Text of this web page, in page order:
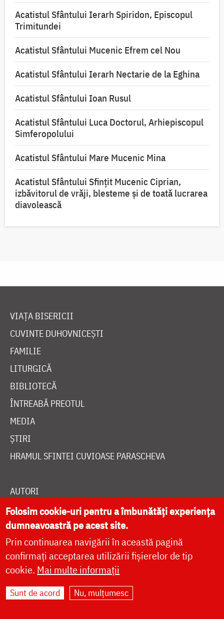
Acatistul Sfântului Ierarh Spiridon, Episcopul
Trimitundei
Acatistul Sfântului Mucenic Efrem cel Nou
Acatistul Sfântului Ierarh Nectarie de la Eghina
Acatistul Sfântului Ioan Rusul
Acatistul Sfântului Luca Doctorul, Arhiepiscopul
Simferopolului
Acatistul Sfântului Mare Mucenic Mina
Acatistul Sfântului Sfințit Mucenic Ciprian,
izbăvitorul de vrăji, blesteme și de toată lucrarea
diavolească
VIAȚA BISERICII
CUVINTE DUHOVNICEȘTI
FAMILIE
LITURGICĂ
BIBLIOTECĂ
ÎNTREABĂ PREOTUL
MEDIA
ȘTIRI
HRAMUL SFINTEI CUVIOASE PARASCHEVA
AUTORI
PĂRINȚI DUHOVNICEȘTI
MAICI CU VIAȚĂ DUHOVNICEASCĂ
TEMATICĂ
SINAXAR ALFABETIC
MĂNĂSTIRI ȘI BISERICI
CALENDAR ORTODOX
Folosim cookie-uri pentru a îmbunătăți experiența
dumneavoastră pe acest site.
Prin continuarea navigării în această pagină
confirmați acceptarea utilizării fișierelor de tip
cookie. Mai multe informații
Sunt de acord Nu, mulțumesc